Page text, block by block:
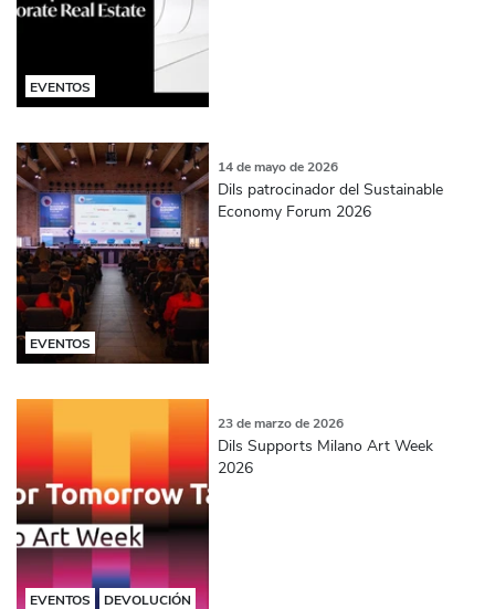
EVENTOS
EVENTOS
14 de mayo de 2026
Dils patrocinador del Sustainable
Economy Forum 2026
EVENTOS DEVOLUCIÓN
23 de marzo de 2026
Dils Supports Milano Art Week
2026